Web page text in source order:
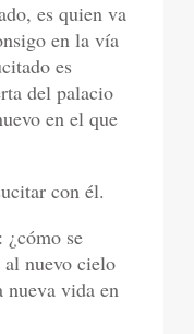
es quien va
en la vía
es
del palacio
en el que
con él.
¿cómo se
al nuevo cielo
vida en